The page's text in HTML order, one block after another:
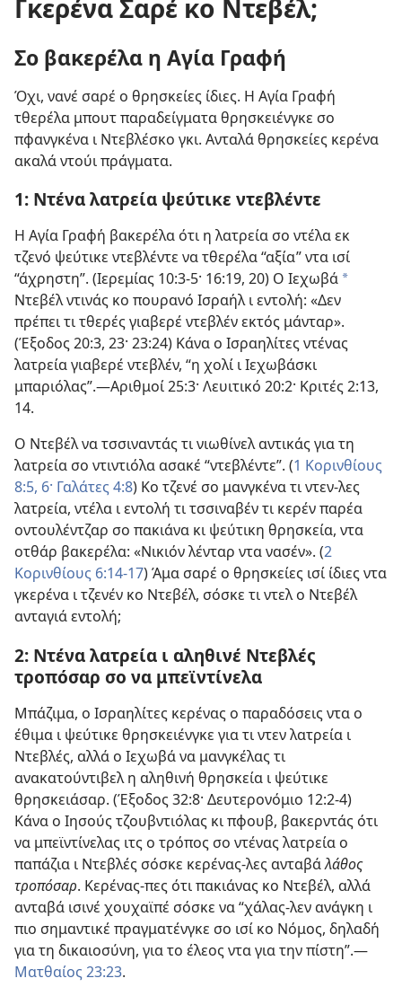
Γκερένα Σαρέ κο Ντεβέλ;
Σο βακερέλα η Αγία Γραφή
Όχι, νανέ σαρέ ο θρησκείες ίδιες. Η Αγία Γραφή
τθερέλα μπουτ παραδείγματα θρησκειένγκε σο
πφανγκένα ι Ντεβλέσκο γκι. Ανταλά θρησκείες κερένα
ακαλά ντούι πράγματα.
1: Ντένα λατρεία ψεύτικε ντεβλέντε
Η Αγία Γραφή βακερέλα ότι η λατρεία σο ντέλα εκ
τζενό ψεύτικε ντεβλέντε να τθερέλα “αξία” ντα ισί
“άχρηστη”. (Ιερεμίας 10:3-5· 16:19, 20) Ο Ιεχωβά a
Ντεβέλ ντινάς κο πουρανό Ισραήλ ι εντολή: «Δεν
πρέπει τι τθερές γιαβερέ ντεβλέν εκτός μάνταρ».
(Έξοδος 20:3, 23· 23:24) Κάνα ο Ισραηλίτες ντένας
λατρεία γιαβερέ ντεβλέν, “η χολί ι Ιεχωβάσκι
μπαριόλας”.—Αριθμοί 25:3· Λευιτικό 20:2· Κριτές 2:13,
14.
Ο Ντεβέλ να τσσιναντάς τι νιωθίνελ αντικάς για τη
λατρεία σο ντιντιόλα ασακέ “ντεβλέντε”. (1 Κορινθίους
8:5, 6· Γαλάτες 4:8) Κο τζενέ σο μανγκένα τι ντεν-λες
λατρεία, ντέλα ι εντολή τι τσσιναβέν τι κερέν παρέα
οντουλέντζαρ σο πακιάνα κι ψεύτικη θρησκεία, ντα
οτθάρ βακερέλα: «Νικιόν λένταρ ντα νασέν». (2
Κορινθίους 6:14-17) Άμα σαρέ ο θρησκείες ισί ίδιες ντα
γκερένα ι τζενέν κο Ντεβέλ, σόσκε τι ντελ ο Ντεβέλ
ανταγιά εντολή;
2: Ντένα λατρεία ι αληθινέ Ντεβλές
τροπόσαρ σο να μπεϊντίνελα
Μπάζιμα, ο Ισραηλίτες κερένας ο παραδόσεις ντα ο
έθιμα ι ψεύτικε θρησκειένγκε για τι ντεν λατρεία ι
Ντεβλές, αλλά ο Ιεχωβά να μανγκέλας τι
ανακατούντιβελ η αληθινή θρησκεία ι ψεύτικε
θρησκειάσαρ. (Έξοδος 32:8· Δευτερονόμιο 12:2-4)
Κάνα ο Ιησούς τζουβντιόλας κι πφουβ, βακερντάς ότι
να μπεϊντίνελας ιτς ο τρόπος σο ντένας λατρεία ο
παπάζια ι Ντεβλές σόσκε κερένας-λες ανταβάλάθος
τροπόσαρ. Κερένας-πες ότι πακιάνας κο Ντεβέλ, αλλά
ανταβά ισινέ χουχαϊπέ σόσκε να “χάλας-λεν ανάγκη ι
πιο σημαντικέ πραγματένγκε σο ισί κο Νόμος, δηλαδή
για τη δικαιοσύνη, για το έλεος ντα για την πίστη”.—
Ματθαίος 23:23.